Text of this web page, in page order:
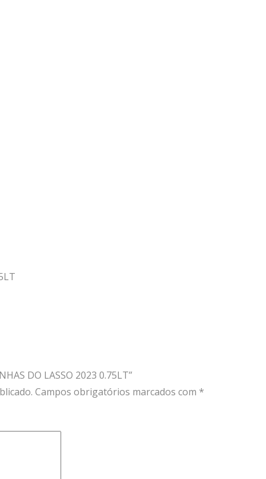
DO LASSO 2023 0.75LT”
Campos obrigatórios marcados com *